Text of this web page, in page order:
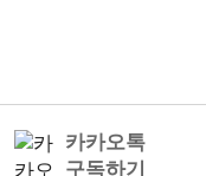
카카오톡
구독하기